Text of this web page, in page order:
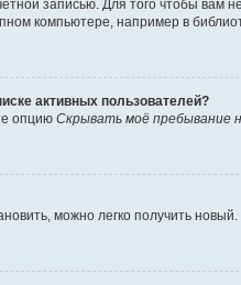
записью. Для того чтобы
компьютере, например в
активных пользователей?
опцию Скрывать моё пребывание
можно легко получить